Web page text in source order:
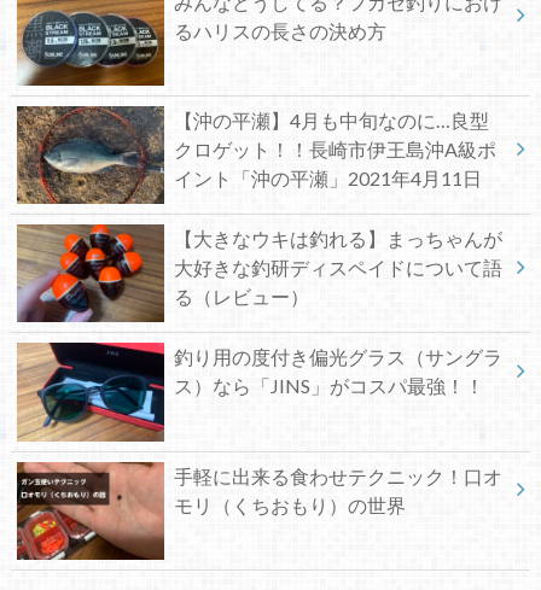
るハリスの長さの決め方
【沖の平瀬】4月も中旬なのに…良型
クロゲット！！長崎市伊王島沖A級ポ
イント「沖の平瀬」2021年4月11日
【大きなウキは釣れる】まっちゃんが
大好きな釣研ディスペイドについて語
る（レビュー）
釣り用の度付き偏光グラス（サングラ
ス）なら「JINS」がコスパ最強！！
手軽に出来る食わせテクニック！口オ
モリ（くちおもり）の世界